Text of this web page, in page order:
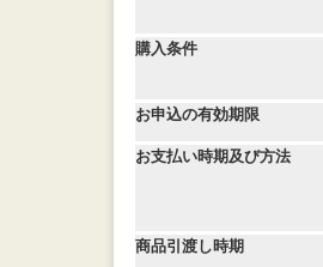
購入条件
お申込の有効期限
お支払い時期及び方法
商品引渡し時期